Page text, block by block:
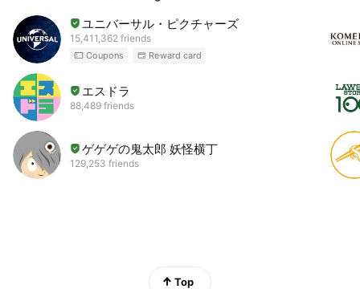
ユニバーサル・ピクチャーズ
15,411,362 friends
Coupons Reward card
エスドラ
88,489 friends
ゲゲゲの鬼太郎 妖怪横丁
129,253 friends
Top